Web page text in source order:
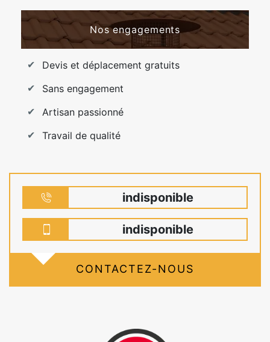
Nos engagements
Devis et déplacement gratuits
Sans engagement
Artisan passionné
Travail de qualité
indisponible
indisponible
CONTACTEZ-NOUS